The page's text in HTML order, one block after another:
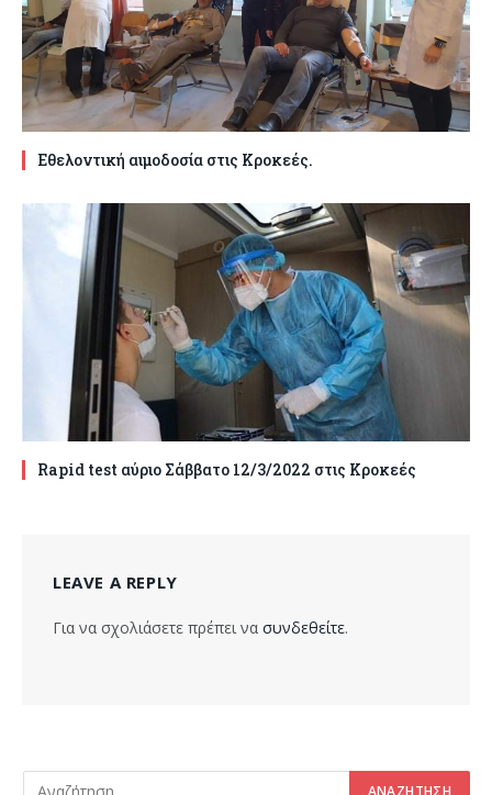
Εθελοντική αιμοδοσία στις Κροκεές.
Rapid test αύριο Σάββατο 12/3/2022 στις Κροκεές
LEAVE A REPLY
Για να σχολιάσετε πρέπει να συνδεθείτε.